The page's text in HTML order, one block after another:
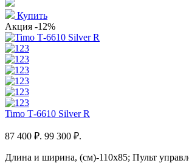
Купить
Акция -12%
Timo Т-6610 Silver R
87 400 ₽. 99 300 ₽.
Длина и ширина, (см)-110x85; Пульт